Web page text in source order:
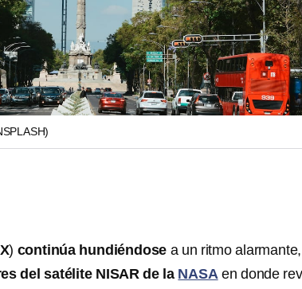
) continúa hundiéndose a un ritmo alarmante,
del satélite NISAR de la NASAen donde